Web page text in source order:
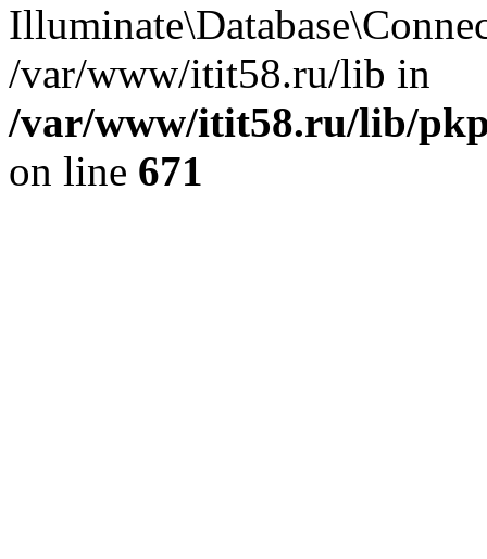
/var/www/itit58.ru/lib in
/var/www/itit58.ru/lib/
on line 671